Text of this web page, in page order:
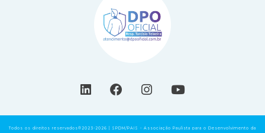
Todos os direitos reservados®2023-2026 | SPDM/PAIS - Associação Paulista para o Desenvolvimento da